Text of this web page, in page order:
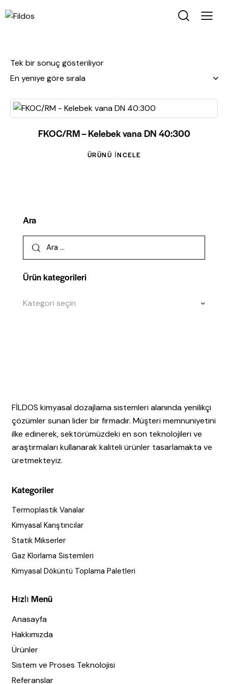
Tek bir sonuç gösteriliyor
FKOC/RM – Kelebek vana DN 40:300
ÜRÜNÜ İNCELE
Ara
Ürün kategorileri
Kategori seçin
FİLDOS kimyasal dozajlama sistemleri alanında yenilikçi
çözümler sunan lider bir firmadır. Müşteri memnuniyetini
ilke edinerek, sektörümüzdeki en son teknolojileri ve
araştırmaları kullanarak kaliteli ürünler tasarlamakta ve
üretmekteyiz.
Kategoriler
Termoplastik Vanalar
Kimyasal Karıştırıcılar
Statik Mikserler
Gaz Klorlama Sistemleri
Kimyasal Döküntü Toplama Paletleri
Hızlı Menü
Anasayfa
Hakkımızda
Ürünler
Sistem ve Proses Teknolojisi
Referanslar